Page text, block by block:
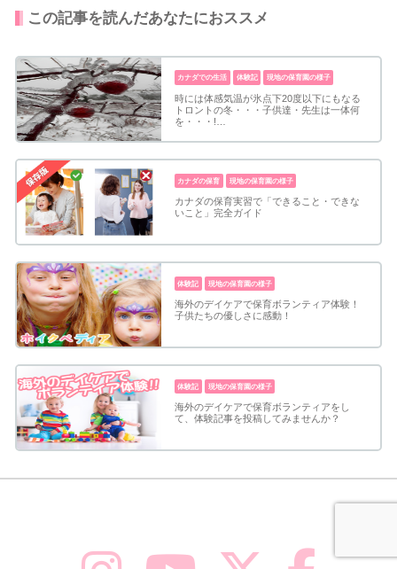
この記事を読んだあなたにおススメ
カナダでの生活 体験記 現地の保育園の様子
時には体感気温が氷点下20度以下にもなる
トロントの冬・・・子供達・先生は一体何
を・・・!…
カナダの保育 現地の保育園の様子
カナダの保育実習で「できること・できな
いこと」完全ガイド
体験記 現地の保育園の様子
海外のデイケアで保育ボランティア体験！
子供たちの優しさに感動！
体験記 現地の保育園の様子
海外のデイケアで保育ボランティアをし
て、体験記事を投稿してみませんか？